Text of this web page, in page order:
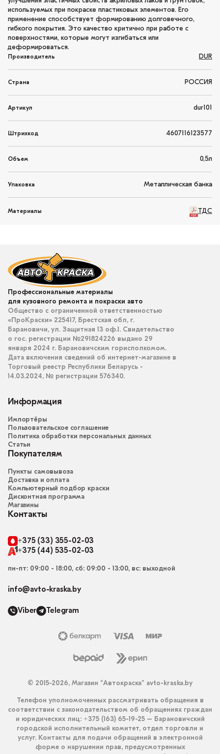
используемых при покраске пластиковых элементов. Его
применение способствует формированию долговечного,
гибкого покрытия. Это качество критично при работе с
поверхностями, которые могут изгибаться или
деформироваться.
Производитель DUR
Страна РОССИЯ
Артикул dur101
Штрихкод 4607116123577
Объем 0,5л
Упаковка Металлическая банка
Материалы ТДС
Профессиональные материалы
для кузовного ремонта и покраски авто
Общество с ограниченной ответственностью
«ПроКраски» 225417, Брестская обл, г.
Барановичи, ул. Защитная 13 оф.1. Свидетельство
о гос. регистрации №291824226 выдано 29
января 2024 г. Барановичским горисполкомом.
Дата включения сведений об интернет-магазине в
Торговый реестр Республики Беларусь -
14.03.2024, № регистрации 576340.
Информация
Импортёры
Пользовательское соглашение
Политика обработки персональных данных
Статьи
Покупателям
Пункты самовывоза
Доставка и оплата
Компьютерный подбор краски
Дисконтная программа
Магазины
Контакты
+375 (33) 355-02-03
+375 (44) 535-02-03
пн-пт: 09:00 - 18:00, сб: 09:00 - 13:00, вс: выходной
info@avto-kraska.by
Viber Telegram
© 2015-2026, Магазин “Автокраска” avto-kraska.by
Телефон уполномоченных рассматривать обращения в
соответствии с законодательством об обращениях граждан
и юридических лиц: +375 (163) 65-19-25 – Барановичский
городской исполнительный комитет, отдел торговли и
услуг. Контакты для подачи обращений в электронной
форме о нарушении прав, предусмотренных